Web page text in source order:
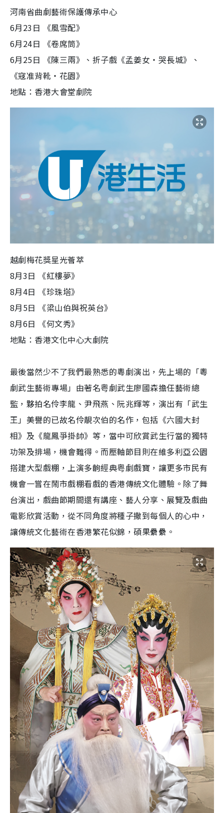
河南省曲劇藝術保護傳承中心
6月23日 《風雪配》
6月24日 《卷席筒》
6月25日 《陳三兩》、折子戲《孟姜女‧哭長城》、
《寇准背靴‧花園》
地點：香港大會堂劇院
越劇梅花獎星光薈萃
8月3日 《紅樓夢》
8月4日 《珍珠塔》
8月5日 《梁山伯與祝英台》
8月6日 《何文秀》
地點：香港文化中心大劇院
最後當然少不了我們最熟悉的粵劇演出，先上場的「粵
劇武生藝術專場」由著名粤劇武生廖國森擔任藝術總
監，夥拍名伶李龍、尹飛燕、阮兆輝等，演出有「武生
王」美譽的已故名伶靚次伯的名作，包括《六國大封
相》及《龍鳳爭掛帥》等，當中可欣賞武生行當的獨特
功架及排場，機會難得。而壓軸節目則在維多利亞公園
搭建大型戲棚，上演多齣經典粤劇戲寶，讓更多市民有
機會一嘗在鬧市戲棚看戲的香港傳統文化體驗。除了舞
台演出，戲曲節期間還有講座、藝人分享、展覽及戲曲
電影欣賞活動，從不同角度將種子撒到每個人的心中，
讓傳統文化藝術在香港繁花似錦，碩果纍纍。